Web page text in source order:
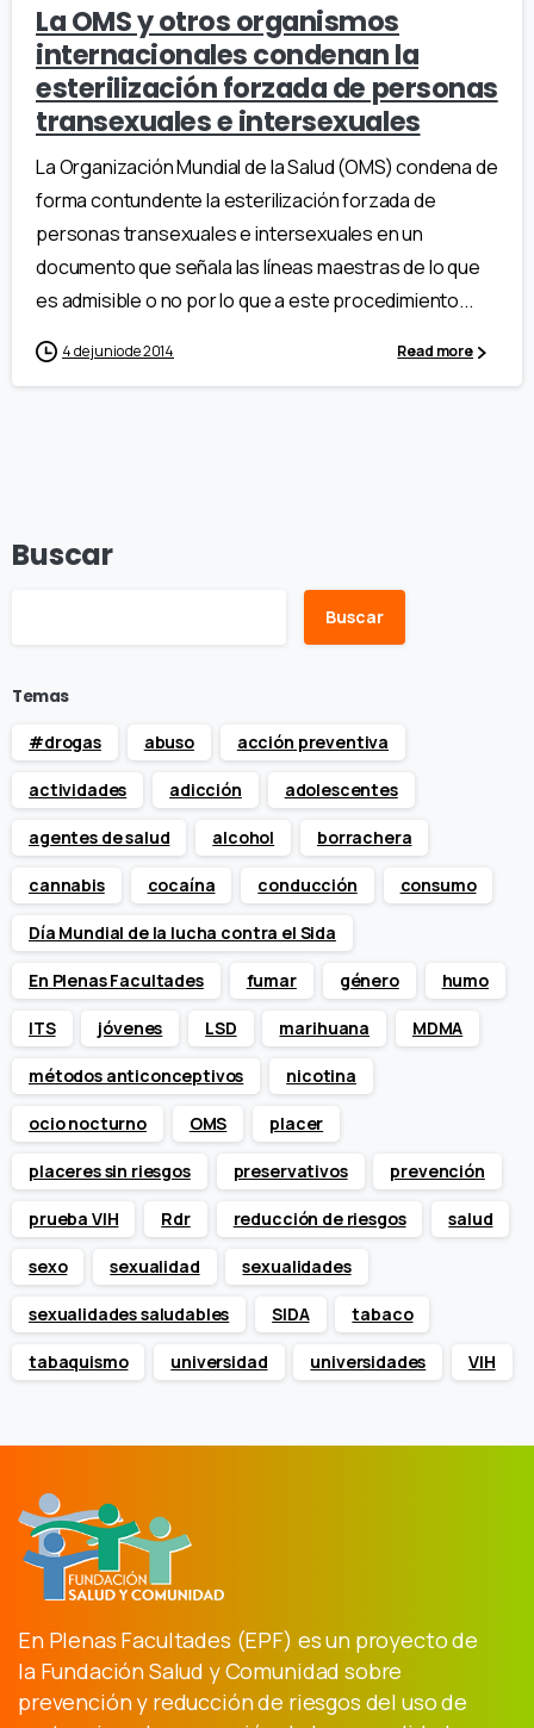
La OMS y otros organismos
internacionales condenan la
esterilización forzada de personas
transexuales e intersexuales
La Organización Mundial de la Salud (OMS) condena de
forma contundente la esterilización forzada de
personas transexuales e intersexuales en un
documento que señala las líneas maestras de lo que
es admisible o no por lo que a este procedimiento...
4 de junio de 2014 Read more
Buscar
Buscar
Temas
#drogas
abuso acción preventiva
actividades adicción adolescentes
agentes de salud alcohol borrachera
cannabis cocaína conducción consumo
Día Mundial de la lucha contra el Sida
En Plenas Facultades fumar género humo
ITS jóvenes LSD marihuana MDMA
métodos anticonceptivos nicotina
ocio nocturno OMS placer
placeres sin riesgos preservativos prevención
prueba VIH Rdr reducción de riesgos salud
sexo sexualidad sexualidades
sexualidades saludables SIDA tabaco
tabaquismo universidad universidades VIH
En Plenas Facultades (EPF) es un proyecto de
la Fundación Salud y Comunidad sobre
prevención y reducción de riesgos del uso de